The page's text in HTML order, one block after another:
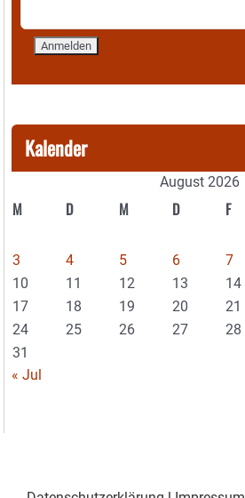
Kalender
August 2026
M D M D F
3
4 5 6 7
10
11 12 13 14
17
18 19 20 21
24
25 26 27 28
31
« Jul